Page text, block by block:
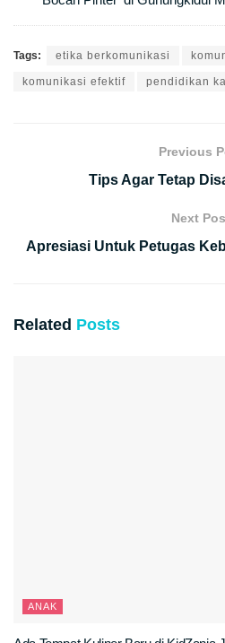
Tags: etika berkomunikasi
komunikasi efektif pendidikan
Previous
Tips Agar Tetap
Next
Apresiasi Untuk Petugas
Related Posts
ANAK